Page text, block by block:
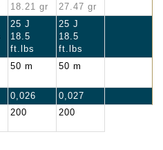
18.21 gr
27.47 gr
25 J
18.5
ft.lbs
25 J
18.5
ft.lbs
50 m 50 m
0,026
0,027
200 200